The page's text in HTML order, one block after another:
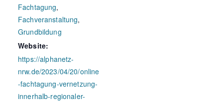
Fachtagung,
Fachveranstaltung,
Grundbildung
Website:
https://alphanetz-
nrw.de/2023/04/20/online
-fachtagung-vernetzung-
innerhalb-regionaler-